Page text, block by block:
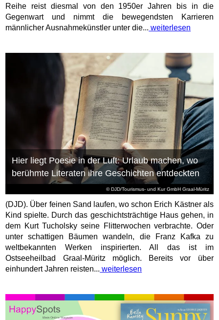
Reihe reist diesmal von den 1950er Jahren bis in die
Gegenwart und nimmt die bewegendsten Karrieren
männlicher Ausnahmekünstler unter die... weiterlesen
© DJD/Tourismus- und Kur GmbH Graal-Müritz
Hier liegt Poesie in der Luft: Urlaub machen, wo
berühmte Literaten ihre Geschichten entdeckten
(DJD). Über feinen Sand laufen, wo schon Erich Kästner als
Kind spielte. Durch das geschichtsträchtige Haus gehen, in
dem Kurt Tucholsky seine Flitterwochen verbrachte. Oder
unter schattigen Bäumen wandeln, die Franz Kafka zu
weltbekannten Werken inspirierten. All das ist im
Ostseeheilbad Graal-Müritz möglich. Bereits vor über
einhundert Jahren reisten... weiterlesen